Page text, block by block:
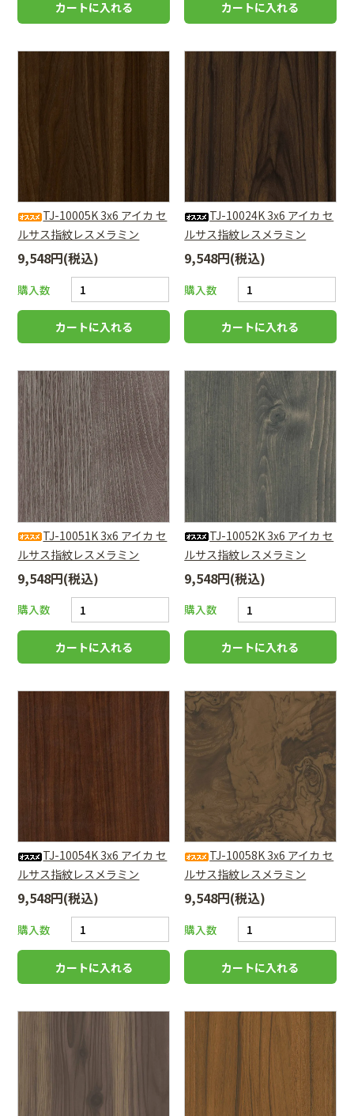
TJ-10005K 3x6 アイカ セ
ルサス指紋レスメラミン
9,548円(税込)
購入数
TJ-10024K 3x6 アイカ セ
ルサス指紋レスメラミン
9,548円(税込)
購入数
TJ-10051K 3x6 アイカ セ
ルサス指紋レスメラミン
9,548円(税込)
購入数
TJ-10052K 3x6 アイカ セ
ルサス指紋レスメラミン
9,548円(税込)
購入数
TJ-10054K 3x6 アイカ セ
ルサス指紋レスメラミン
9,548円(税込)
購入数
TJ-10058K 3x6 アイカ セ
ルサス指紋レスメラミン
9,548円(税込)
購入数